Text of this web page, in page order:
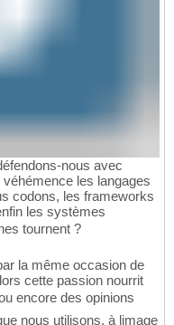
nous avec
les langages
codons, les frameworks
les systèmes
tournent ?
la même occasion de
cette passion nourrit
encore des opinions
nous utilisons, à limage